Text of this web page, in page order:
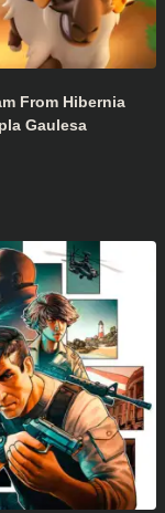
From Hibernia
Gaulesa